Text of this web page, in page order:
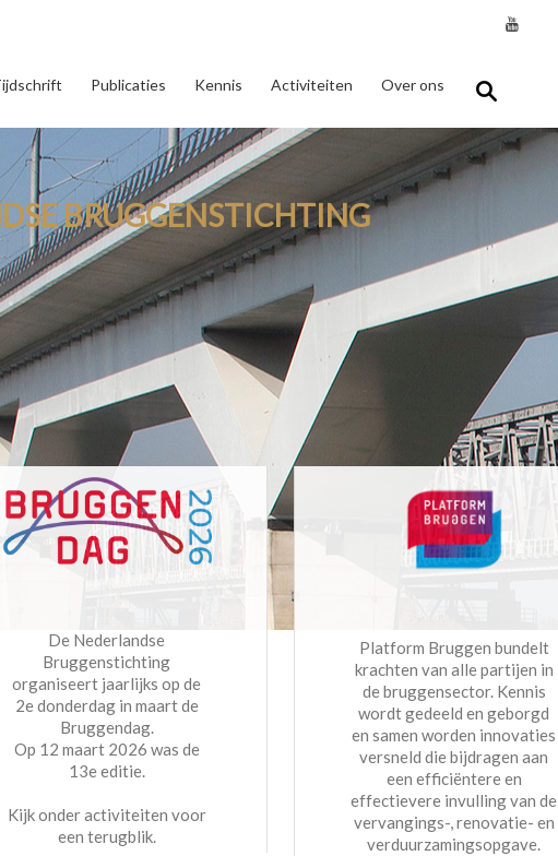
Publicaties Kennis Activiteiten Over ons
BRUGGENSTICHTING
De Nederlandse
Bruggenstichting
organiseert jaarlijks op de
2e donderdag in maart de
Bruggendag.
Op 12 maart 2026 was de
13e editie.
Kijk onder activiteiten voor
een terugblik.
Platform Bruggen bundelt
krachten van alle partijen in
de bruggensector. Kennis
wordt gedeeld en geborgd
en samen worden innovaties
versneld die bijdragen aan
een efficiëntere en
effectievere invulling van de
vervangings-, renovatie- en
verduurzamingsopgave.